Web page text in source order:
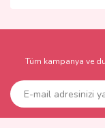
kullanarak
Görüş ve
Ürün
Ürün
Tüm kampanya ve